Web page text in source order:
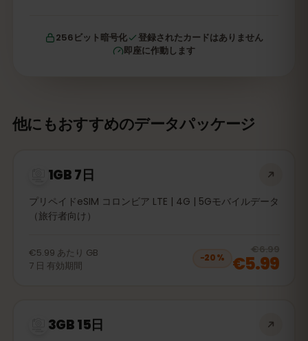
256ビット暗号化
登録されたカードはありません
即座に作動します
他にもおすすめのデータパッケージ
1GB 7日
プリペイドeSIM コロンビア LTE | 4G | 5Gモバイルデータ
（旅行者向け）
€5.99 あたり GB
7 日 有効期間
−20%
€6.99
€5.99
3GB 15日